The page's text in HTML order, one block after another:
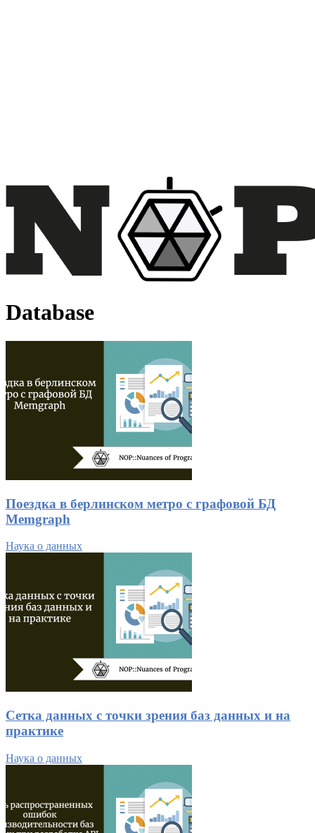
Database
Поездка в берлинском метро с графовой БД
Memgraph
Наука о данных
Сетка данных с точки зрения баз данных и на
практике
Наука о данных